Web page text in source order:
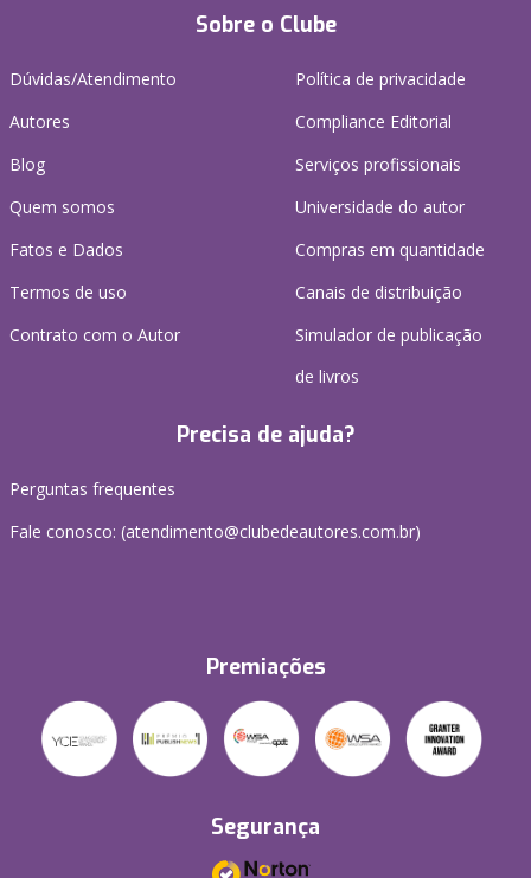
Sobre o Clube
Dúvidas/Atendimento
Autores
Blog
Quem somos
Fatos e Dados
Termos de uso
Contrato com o Autor
Política de privacidade
Compliance Editorial
Serviços profissionais
Universidade do autor
Compras em quantidade
Canais de distribuição
Simulador de publicação
de livros
Precisa de ajuda?
Perguntas frequentes
Fale conosco: (atendimento@clubedeautores.com.br)
Premiações
Segurança